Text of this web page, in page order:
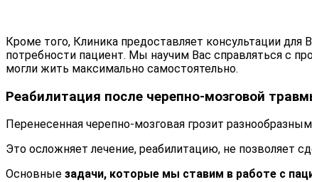
Кроме того, Клиника предоставляет консультации
потребности пациент. Мы научим Вас справляться с
могли жить максимально самостоятельно.
Реабилитация после черепно-мозговой
Перенесенная черепно-мозговая грозит
Это осложняет лечение, реабилитацию, не позволяет
Основные задачи, которые мы ставим в работе с